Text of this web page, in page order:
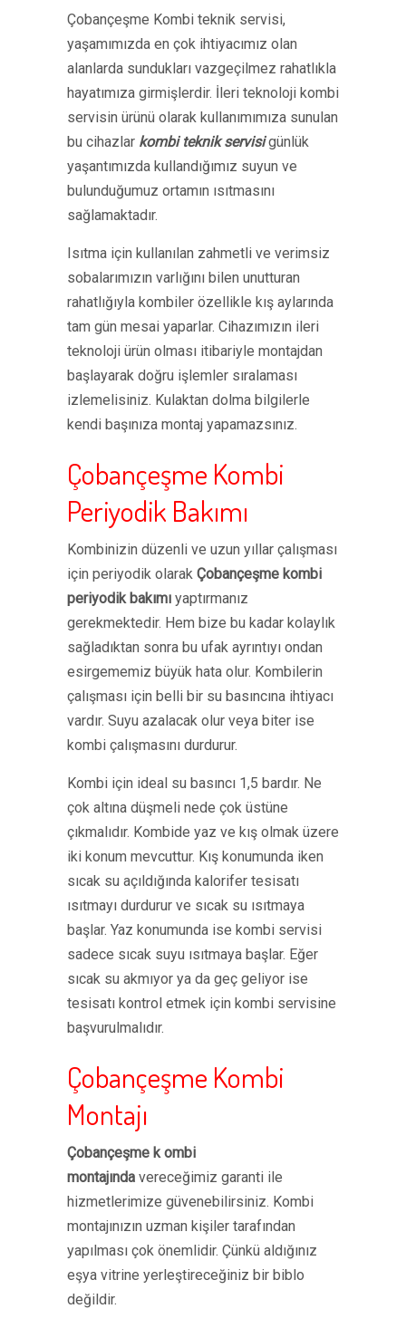
Çobançeşme Kombi teknik servisi,
yaşamımızda en çok ihtiyacımız olan
alanlarda sundukları vazgeçilmez rahatlıkla
hayatımıza girmişlerdir. İleri teknoloji kombi
servisin ürünü olarak kullanımımıza sunulan
bu cihazlar kombi teknik servisigünlük
yaşantımızda kullandığımız suyun ve
bulunduğumuz ortamın ısıtmasını
sağlamaktadır.
Isıtma için kullanılan zahmetli ve verimsiz
sobalarımızın varlığını bilen unutturan
rahatlığıyla kombiler özellikle kış aylarında
tam gün mesai yaparlar. Cihazımızın ileri
teknoloji ürün olması itibariyle montajdan
başlayarak doğru işlemler sıralaması
izlemelisiniz. Kulaktan dolma bilgilerle
kendi başınıza montaj yapamazsınız.
Çobançeşme Kombi
Periyodik Bakımı
Kombinizin düzenli ve uzun yıllar çalışması
için periyodik olarak Çobançeşme kombi
periyodik bakımı yaptırmanız
gerekmektedir. Hem bize bu kadar kolaylık
sağladıktan sonra bu ufak ayrıntıyı ondan
esirgememiz büyük hata olur. Kombilerin
çalışması için belli bir su basıncına ihtiyacı
vardır. Suyu azalacak olur veya biter ise
kombi çalışmasını durdurur.
Kombi için ideal su basıncı 1,5 bardır. Ne
çok altına düşmeli nede çok üstüne
çıkmalıdır. Kombide yaz ve kış olmak üzere
iki konum mevcuttur. Kış konumunda iken
sıcak su açıldığında kalorifer tesisatı
ısıtmayı durdurur ve sıcak su ısıtmaya
başlar. Yaz konumunda ise kombi servisi
sadece sıcak suyu ısıtmaya başlar. Eğer
sıcak su akmıyor ya da geç geliyor ise
tesisatı kontrol etmek için kombi servisine
başvurulmalıdır.
Çobançeşme Kombi
Montajı
Çobançeşme k ombi
montajında vereceğimiz garanti ile
hizmetlerimize güvenebilirsiniz. Kombi
montajınızın uzman kişiler tarafından
yapılması çok önemlidir. Çünkü aldığınız
eşya vitrine yerleştireceğiniz bir biblo
değildir.